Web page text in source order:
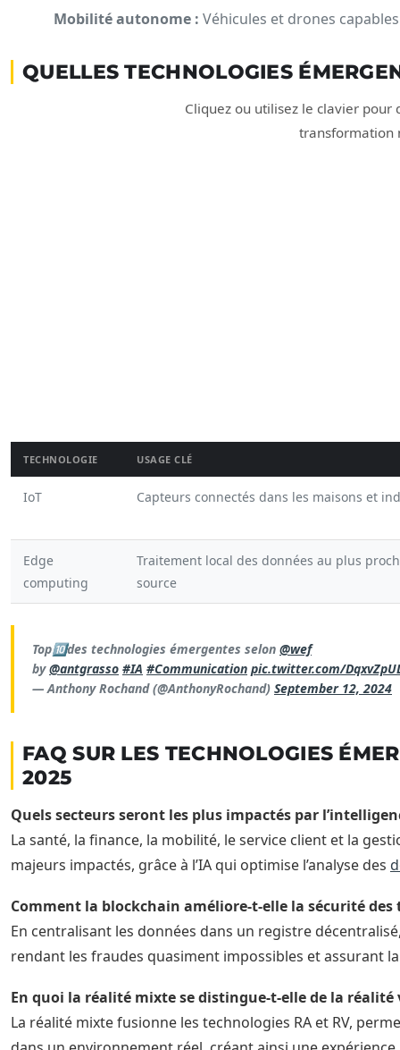
Mobilité autonome : Véhicules et drones
QUELLES TECHNOLOGIES
Cliquez ou utilisez le clavier pour
transformation
TECHNOLOGIE USAGE CLÉ
IoT Capteurs connectés dans les maisons et
Edge
computing
Traitement local des données au plus
source
Top🔟des technologies émergentes selon @wef
by@antgrasso #IA #Communication pic.twitter.com/
— Anthony Rochand (@AnthonyRochand) September 12, 2024
FAQ SUR LES TECHNOLOGIES
2025
Quels secteurs seront les plus impactés par
La santé, la finance, la mobilité, le service client et la
majeurs impactés, grâce à l’IA qui optimise l’analyse des
Comment la blockchain améliore-t-elle la sécurité des
En centralisant les données dans un registre
rendant les fraudes quasiment impossibles et assurant
En quoi la réalité mixte se distingue-t-elle de la
La réalité mixte fusionne les technologies RA et RV,